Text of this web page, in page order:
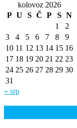
kolovoz 2026
P U S Č P S N
1
2
3
4 5 6 7 8
9
10 11 12 13 14 15 16
17 18 19 20 21 22 23
24 25 26 27 28 29 30
31
« srp